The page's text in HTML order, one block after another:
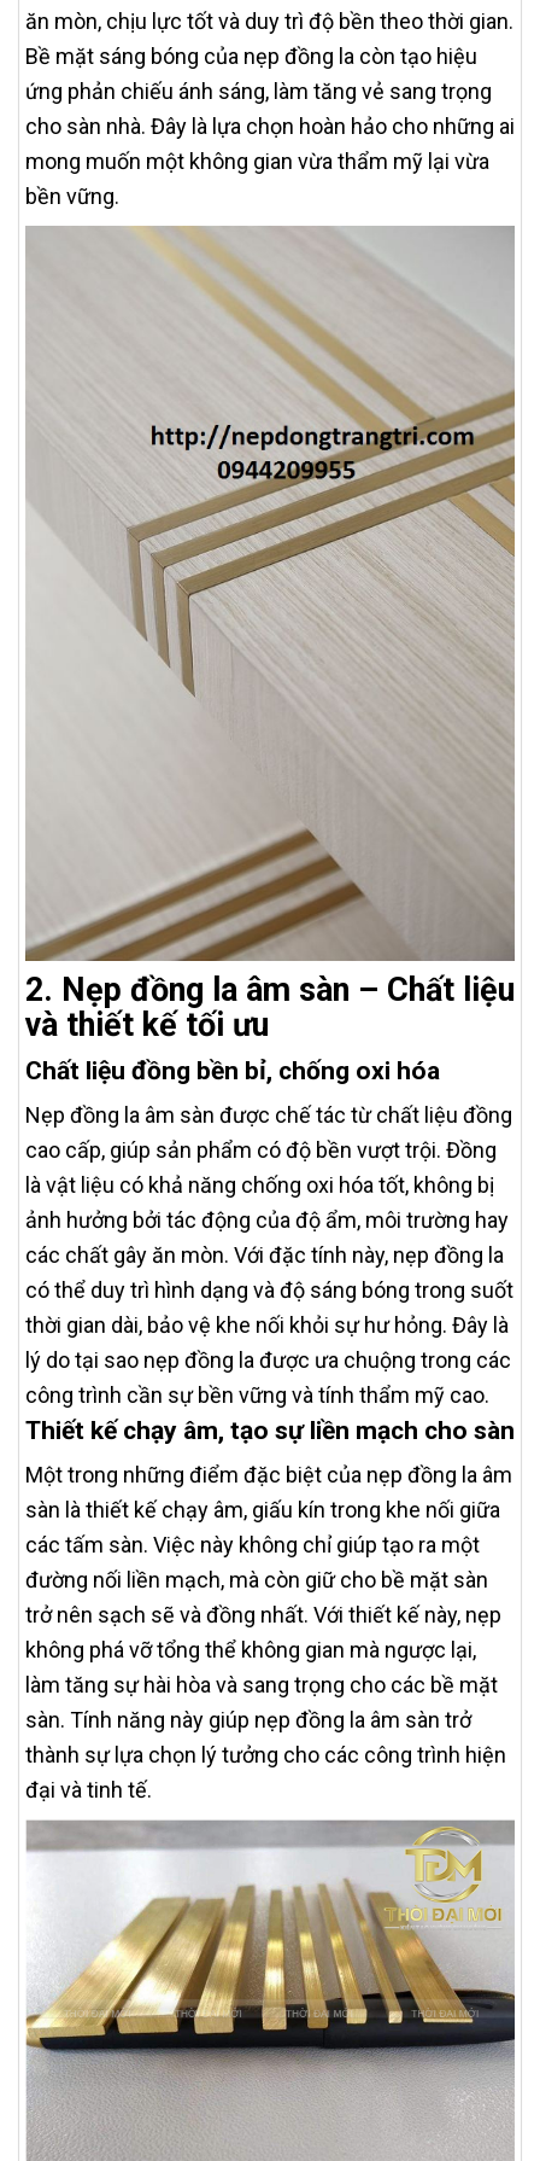
ăn mòn, chịu lực tốt và duy trì độ bền theo thời gian.
Bề mặt sáng bóng của nẹp đồng la còn tạo hiệu
ứng phản chiếu ánh sáng, làm tăng vẻ sang trọng
cho sàn nhà. Đây là lựa chọn hoàn hảo cho những ai
mong muốn một không gian vừa thẩm mỹ lại vừa
bền vững.
2. Nẹp đồng la âm sàn – Chất liệu
và thiết kế tối ưu
Chất liệu đồng bền bỉ, chống oxi hóa
Nẹp đồng la âm sàn được chế tác từ chất liệu đồng
cao cấp, giúp sản phẩm có độ bền vượt trội. Đồng
là vật liệu có khả năng chống oxi hóa tốt, không bị
ảnh hưởng bởi tác động của độ ẩm, môi trường hay
các chất gây ăn mòn. Với đặc tính này, nẹp đồng la
có thể duy trì hình dạng và độ sáng bóng trong suốt
thời gian dài, bảo vệ khe nối khỏi sự hư hỏng. Đây là
lý do tại sao nẹp đồng la được ưa chuộng trong các
công trình cần sự bền vững và tính thẩm mỹ cao.
Thiết kế chạy âm, tạo sự liền mạch cho sàn
Một trong những điểm đặc biệt của nẹp đồng la âm
sàn là thiết kế chạy âm, giấu kín trong khe nối giữa
các tấm sàn. Việc này không chỉ giúp tạo ra một
đường nối liền mạch, mà còn giữ cho bề mặt sàn
trở nên sạch sẽ và đồng nhất. Với thiết kế này, nẹp
không phá vỡ tổng thể không gian mà ngược lại,
làm tăng sự hài hòa và sang trọng cho các bề mặt
sàn. Tính năng này giúp nẹp đồng la âm sàn trở
thành sự lựa chọn lý tưởng cho các công trình hiện
đại và tinh tế.